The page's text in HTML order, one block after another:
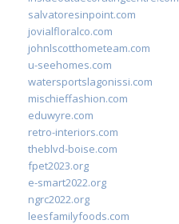
salvatoresinpoint.com
jovialfloralco.com
johnlscotthometeam.com
u-seehomes.com
watersportslagonissi.com
mischieffashion.com
eduwyre.com
retro-interiors.com
theblvd-boise.com
fpet2023.org
e-smart2022.org
ngrc2022.org
leesfamilyfoods.com